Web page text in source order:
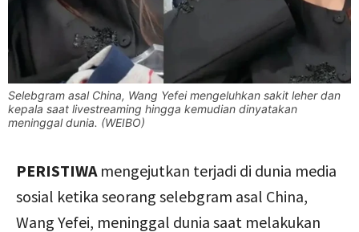
Selebgram asal China, Wang Yefei mengeluhkan sakit leher dan
kepala saat livestreaming hingga kemudian dinyatakan
meninggal dunia. (WEIBO)
PERISTIWAmengejutkan terjadi di dunia media
sosial ketika seorang selebgram asal China,
Wang Yefei, meninggal dunia saat melakukan